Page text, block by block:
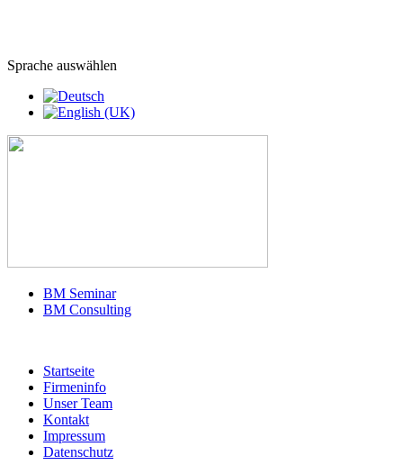
Sprache auswählen
BM Seminar
BM Consulting
Startseite
Firmeninfo
Unser Team
Kontakt
Impressum
Datenschutz